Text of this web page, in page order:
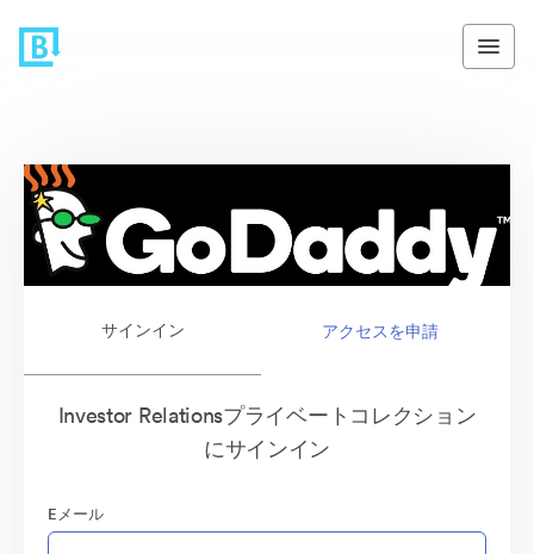
サインイン アクセスを申請
Investor Relationsプライベートコレクション
にサインイン
Eメール